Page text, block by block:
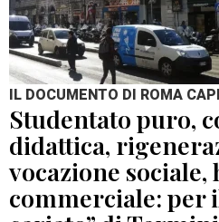
IL DOCUMENTO DI ROMA
Studentato puro,
didattica,
vocazione sociale,
commerciale: per